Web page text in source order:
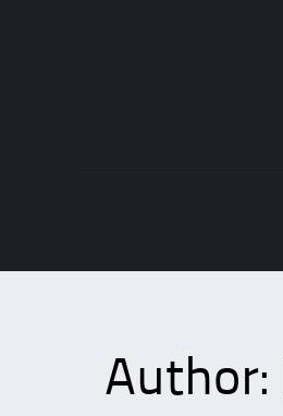
content
Author: